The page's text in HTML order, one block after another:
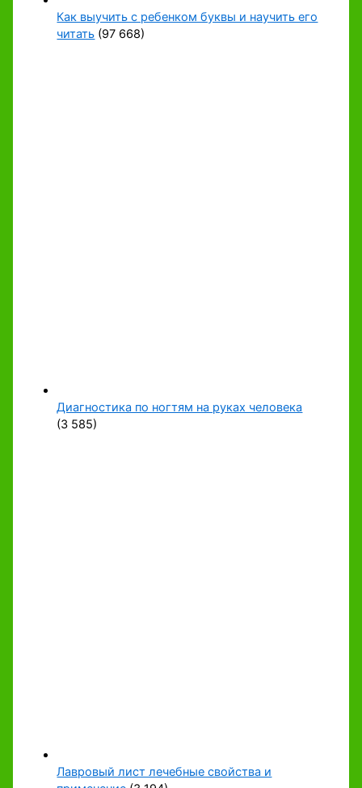
Как выучить с ребенком буквы и научить его
читать (97 668)
Диагностика по ногтям на руках человека
(3 585)
Лавровый лист лечебные свойства и